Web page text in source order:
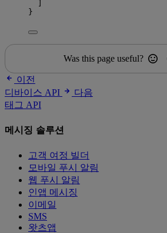
}
Was this page useful?
이전
디바이스 API
다음
태그 API
메시징 솔루션
고객 여정 빌더
모바일 푸시 알림
웹 푸시 알림
인앱 메시징
이메일
SMS
왓츠앱